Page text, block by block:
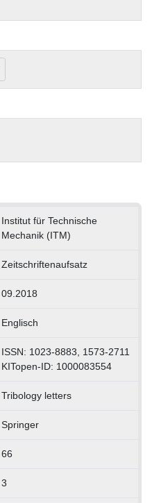
Institut für Technische
Mechanik (ITM)
Zeitschriftenaufsatz
09.2018
Englisch
ISSN: 1023-8883, 1573-2711
KITopen-ID: 1000083554
Tribology letters
Springer
66
3